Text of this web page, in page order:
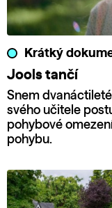
Krátký
Jools tančí
Snem
svého učitele
pohybové
pohybu.